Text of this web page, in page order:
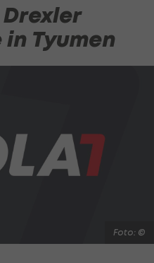
Tyumen
Foto: ©